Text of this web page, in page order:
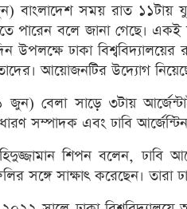
সময় রাত ১১টায়
পারেন বলে জানা গেছে।
উপলক্ষে ঢাকা
আয়োজনটির উদ্যোগ
বেলা সাড়ে ৩টায়
সম্পাদক এবং ঢাবি
শিপন বলেন, ঢাবি
সঙ্গে সাক্ষাৎ করেছেন। তারা